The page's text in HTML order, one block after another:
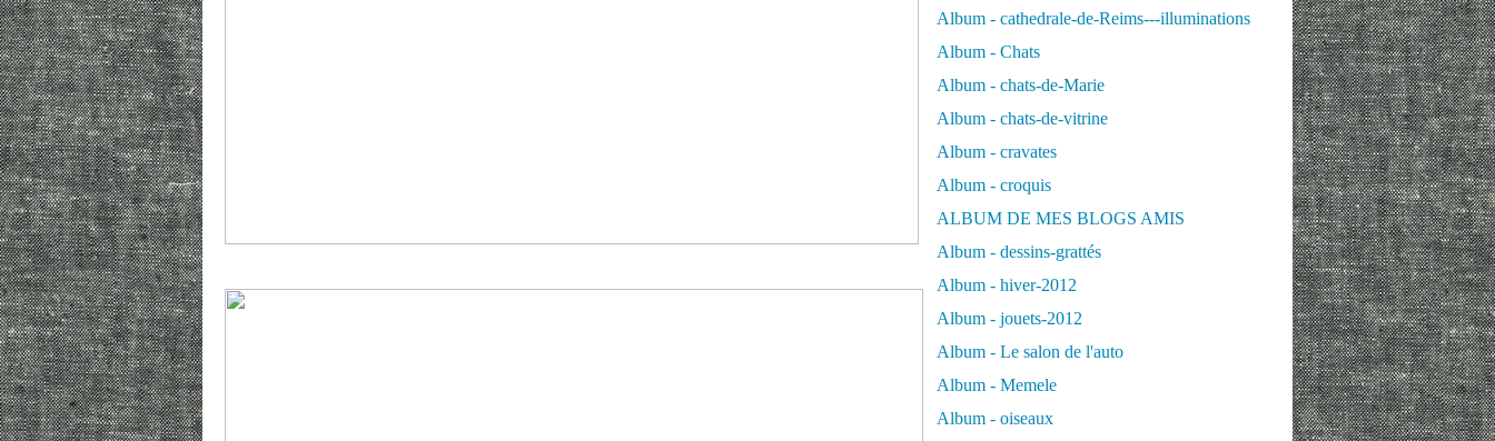
Album - cathedrale-de-Reims---illuminations
Album - Chats
Album - chats-de-Marie
Album - chats-de-vitrine
Album - cravates
Album - croquis
ALBUM DE MES BLOGS AMIS
Album - dessins-grattés
Album - hiver-2012
Album - jouets-2012
Album - Le salon de l'auto
Album - Memele
Album - oiseaux